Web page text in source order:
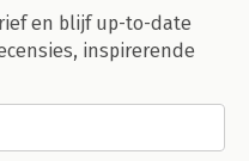
en blijf up-to-date
inspirerende